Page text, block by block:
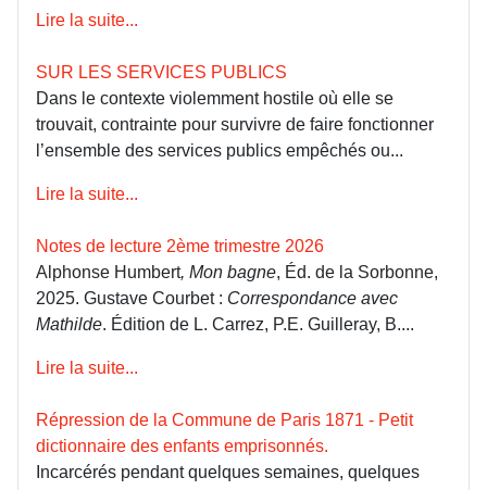
Lire la suite...
SUR LES SERVICES PUBLICS
Dans le contexte violemment hostile où elle se
trouvait, contrainte pour survivre de faire fonctionner
l’ensemble des services publics empêchés ou...
Lire la suite...
Notes de lecture 2ème trimestre 2026
Alphonse Humbert, Mon bagne, Éd. de la Sorbonne,
2025. Gustave Courbet : Correspondance avec
Mathilde. Édition de L. Carrez, P.E. Guilleray, B....
Lire la suite...
Répression de la Commune de Paris 1871 - Petit
dictionnaire des enfants emprisonnés.
Incarcérés pendant quelques semaines, quelques